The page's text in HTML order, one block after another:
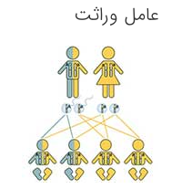
عامل وراثت